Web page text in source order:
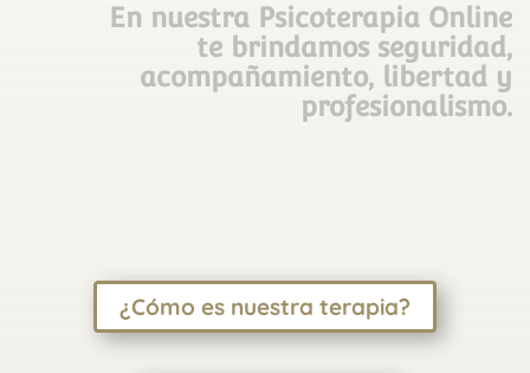
En nuestra Psicoterapia Online
te brindamos seguridad,
acompañamiento, libertad y
profesionalismo.
¿Cómo es nuestra terapia?